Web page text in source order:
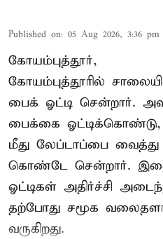
Published on: 05 Aug 2026, 3:36 pm
கோயம்புத்தூர்,
கோயம்புத்தூரில்
பைக் ஓட்டி சென்றார்.
பைக்கை
மீது லேப்டாப்பை
கொண்டே சென்றார்.
ஓட்டிகள் அதிர்ச்சி
தற்போது சமூக
வருகிறது.